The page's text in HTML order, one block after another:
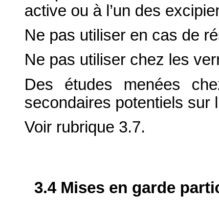
active ou à l’un des
Ne pas utiliser en cas de
Ne pas utiliser chez les
Des études menées
secondaires potentiels sur
Voir rubrique 3.7.
3.4 Mises en garde